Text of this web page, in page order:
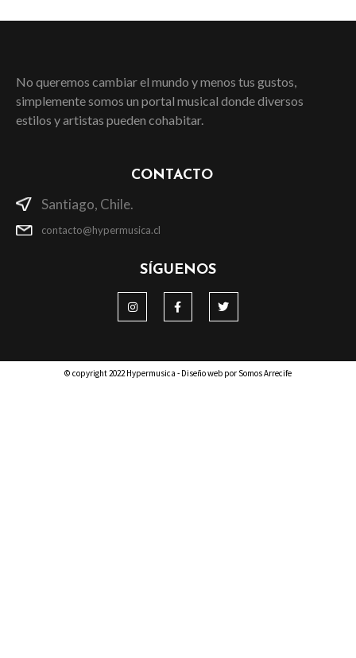
No queremos cambiar el mundo y menos tus gustos,
simplemente somos un portal musical donde diversos
estilos y artistas pueden cohabitar.
CONTACTO
Santiago, Chile.
contacto@hypermusica.cl
SÍGUENOS
© copyright 2022 Hypermusica - Diseño web por Somos Arrecife